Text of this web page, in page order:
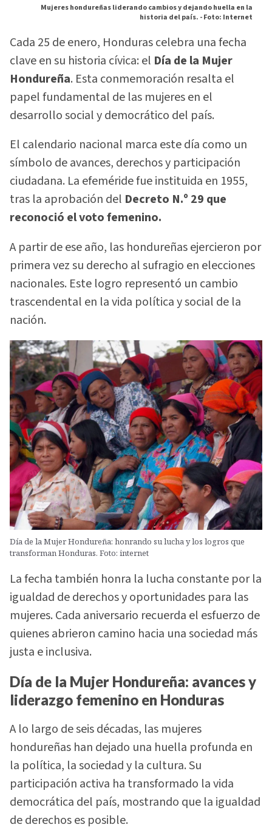
Mujeres hondureñas liderando cambios y dejando huella en la
historia del país. -Foto: Internet
Cada 25 de enero, Honduras celebra una fecha
clave en su historia cívica: el Día de la Mujer
Hondureña. Esta conmemoración resalta el
papel fundamental de las mujeres en el
desarrollo social y democrático del país.
El calendario nacional marca este día como un
símbolo de avances, derechos y participación
ciudadana. La efeméride fue instituida en 1955,
tras la aprobación del Decreto N.º 29 que
reconoció el voto femenino.
A partir de ese año, las hondureñas ejercieron por
primera vez su derecho al sufragio en elecciones
nacionales. Este logro representó un cambio
trascendental en la vida política y social de la
nación.
Día de la Mujer Hondureña: honrando su lucha y los logros que
transforman Honduras. Foto: internet
La fecha también honra la lucha constante por la
igualdad de derechos y oportunidades para las
mujeres. Cada aniversario recuerda el esfuerzo de
quienes abrieron camino hacia una sociedad más
justa e inclusiva.
Día de la Mujer Hondureña: avances y
liderazgo femenino en Honduras
A lo largo de seis décadas, las mujeres
hondureñas han dejado una huella profunda en
la política, la sociedad y la cultura. Su
participación activa ha transformado la vida
democrática del país, mostrando que la igualdad
de derechos es posible.